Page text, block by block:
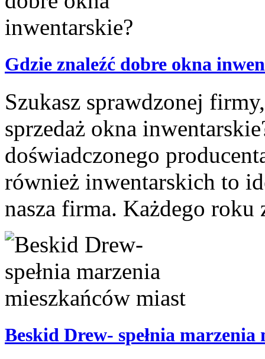
Gdzie znaleźć dobre okna
Szukasz sprawdzonej
sprzedaż okna
doświadczonego
również inwentarskich to
nasza firma. Każdego roku
Beskid Drew- spełnia marzenia